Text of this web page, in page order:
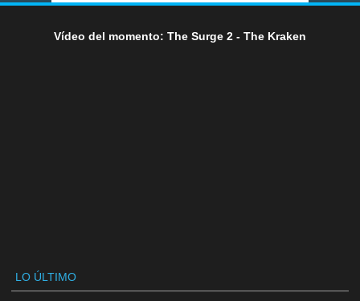
Vídeo del momento: The Surge 2 - The Kraken
LO ÚLTIMO